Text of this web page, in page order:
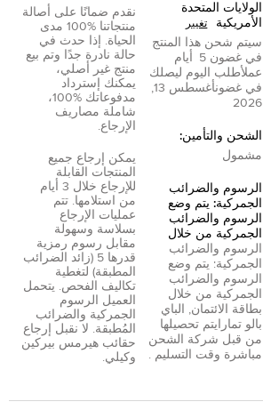
الولايات المتحدة
الأمريكية
تغيير
سيتم شحن هذا المنتج
في غضون 5
أيام
عملأطلب اليوم ليصلك
في غضون
أغسطس 13,
2026
الشحن والتأمين:
مشمول
الرسوم والضرائب
الجمركية: يتم وضع
الرسوم والضرائب
الجمركية من خلال
الرسوم والضرائب
الجمركية: يتم وضع
الرسوم والضرائب
الجمركية من خلال
بطاقة الائتمان
الباي
بالو تمارا يتم تحصيلها
من قبل شركة الشحن
مباشرة وقت التسليم .
نقدم ضمانًا على أصالة
منتجاتنا %100 مدى
الحياة. إذا حدث في
حالة نادرة جدًا وتم بيع
منتج غير أصلي،
يمكنك إسترداد
مدفوعاتك %100،
شاملة مصاريف
الإرجاع.
يمكن إرجاع جميع
المنتجات القابلة
للإرجاع خلال 3 أيام
من استلامها. تتم
عمليات الإرجاع
بسلاسة وسهولة
مقابل رسوم رمزية
قدرها 5 (زائد الضرائب
المطبقة) لتغطية
تكاليف الفحص. يتحمل
العميل الرسوم
الجمركية والضرائب
المُطبقة. لا نقبل إرجاع
حقائب هيرمس بيركين
وكيلي.